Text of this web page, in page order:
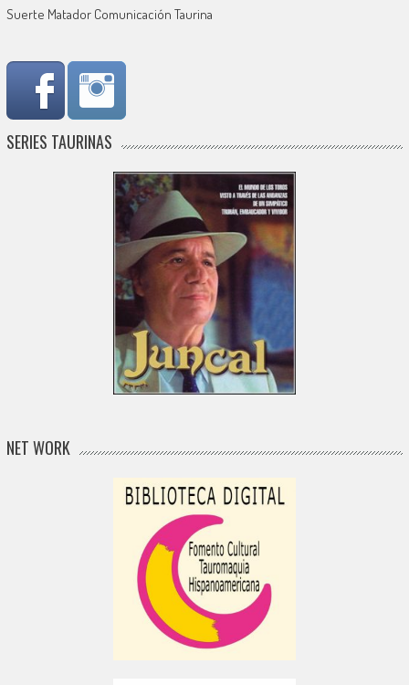
Suerte Matador Comunicación Taurina
SERIES TAURINAS
NET WORK